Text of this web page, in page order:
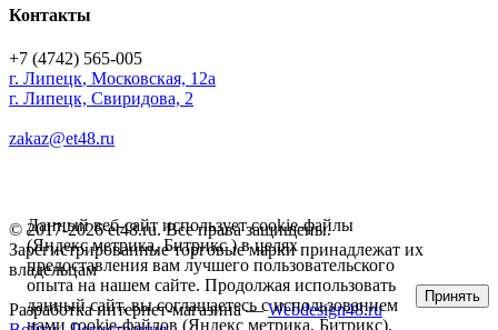
Контакты
+7 (4742) 565-005
г. Липецк, Московская, 12а
г. Липецк, Свиридова, 2
zakaz@et48.ru
© 2017-2026 et48.ru. Все права защищены.
Зарегистрированные торговые марки принадлежат их
владельцам
Разработка интернет-магазина —Webdesign48.ru
Данный веб-сайт использует cookie-файлы
(Яндекс метрика, Битрикс ) в целях
предоставления вам лучшего пользовательского
опыта на нашем сайте. Продолжая использовать
данный сайт, вы соглашаетесь с использованием
нами cookie-файлов (Яндекс метрика, Битрикс).
Принять